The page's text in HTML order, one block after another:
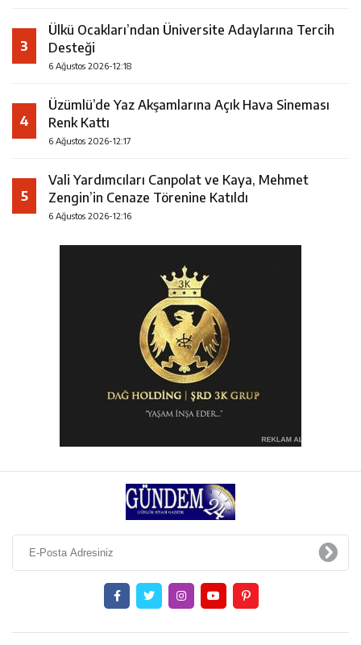
3
Ülkü Ocakları’ndan Üniversite Adaylarına Tercih
Desteği
6 Ağustos 2026-12:18
4
Üzümlü’de Yaz Akşamlarına Açık Hava Sineması
Renk Kattı
6 Ağustos 2026-12:17
5
Vali Yardımcıları Canpolat ve Kaya, Mehmet
Zengin’in Cenaze Törenine Katıldı
6 Ağustos 2026-12:16